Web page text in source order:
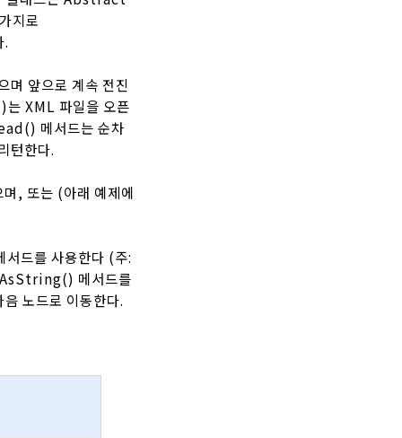
지로
며 앞으로 계속 전진
XML 파일을 오픈
메서드는 순차
턴한다.
, 또는 (아래 예제에
드를 사용한다 (주:
메서드를
노드로 이동한다.